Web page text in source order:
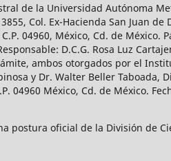
de la Universidad Autónoma
Col. Ex-Hacienda San Juan de
04960, México, Cd. de México.
D.C.G. Rosa Luz
ambos otorgados por el
y Dr. Walter Beller Taboada,
04960 México, Cd. de México.
postura oficial de la División de